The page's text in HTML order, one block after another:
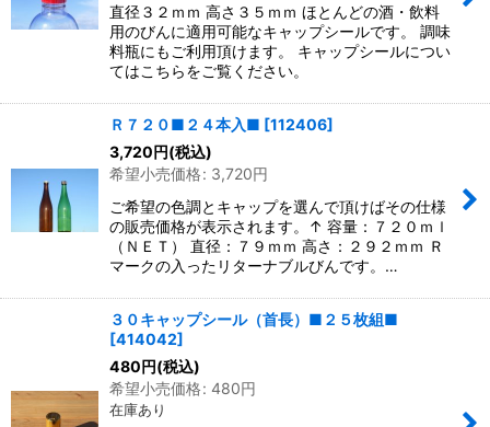
直径３２ｍｍ 高さ３５ｍｍ ほとんどの酒・飲料
用のびんに適用可能なキャップシールです。 調味
料瓶にもご利用頂けます。 キャップシールについ
てはこちらをご覧ください。
Ｒ７２０■２４本入■ [112406]
3,720円(税込)
希望小売価格: 3,720円
ご希望の色調とキャップを選んで頂けばその仕様
の販売価格が表示されます。↑ 容量：７２０ｍｌ
（ＮＥＴ） 直径：７９ｍｍ 高さ：２９２ｍｍ Ｒ
マークの入ったリターナブルびんです。…
３０キャップシール（首長）■２５枚組■
[414042]
480円(税込)
希望小売価格: 480円
在庫あり